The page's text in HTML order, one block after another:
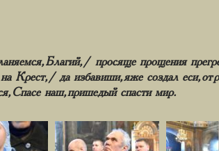
Благий,/ просяще прощения
Крест,/ да избавиши, яже создал еси,
Спасе наш, пришедый спасти мир.